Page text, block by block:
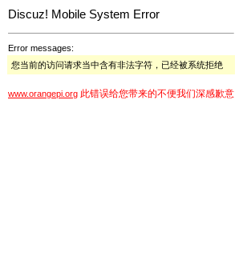
Discuz! Mobile System Error
Error messages:
您当前的访问请求当中含有非法字符，已经被系统拒绝
www.orangepi.org 此错误给您带来的不便我们深感歉意